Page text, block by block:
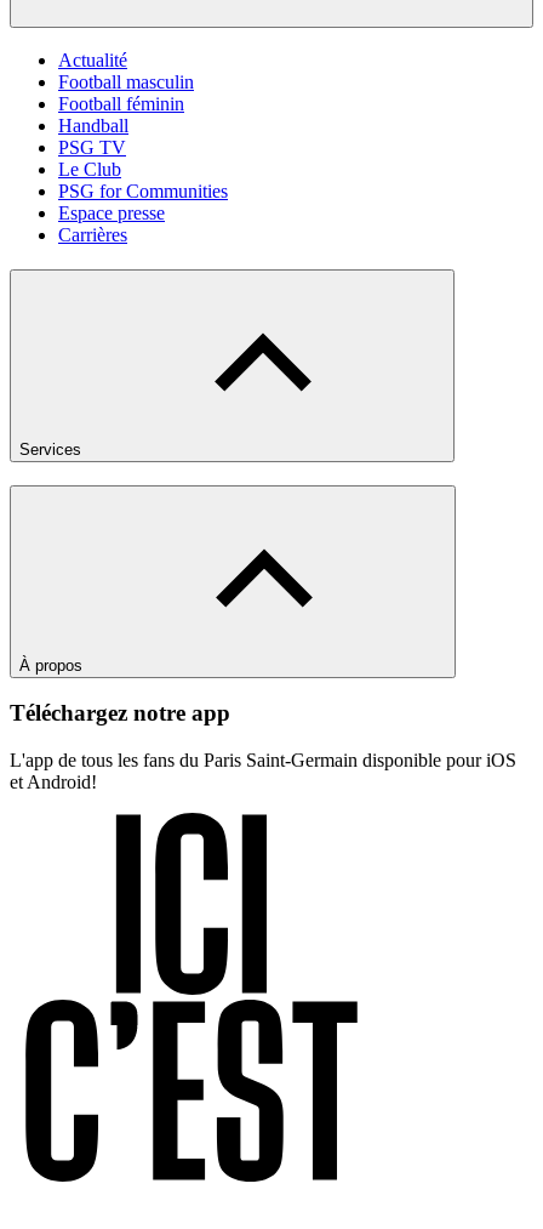
Actualité
Football masculin
Football féminin
Handball
PSG TV
Le Club
PSG for Communities
Espace presse
Carrières
Services
À propos
Téléchargez notre app
L'app de tous les fans du Paris Saint-Germain disponible pour iOS
et Android!